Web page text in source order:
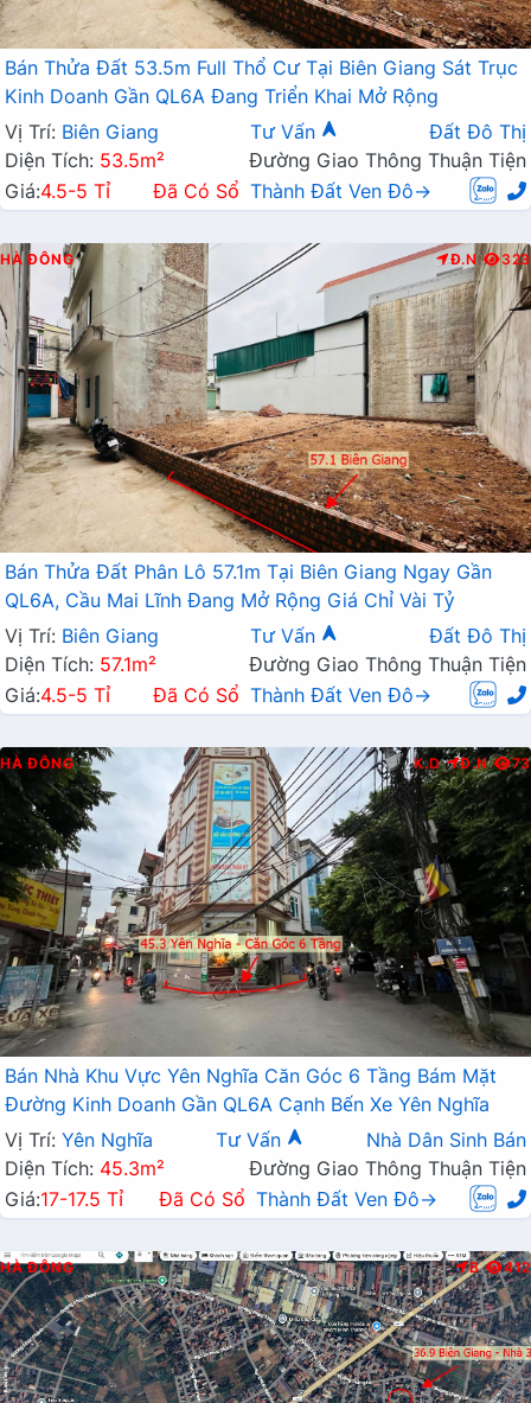
Bán Thửa Đất 53.5m Full Thổ Cư Tại Biên Giang Sát Trục
Kinh Doanh Gần QL6A Đang Triển Khai Mở Rộng
Vị Trí: Biên Giang Tư Vấn
Đất Đô Thị
Diện Tích: 53.5m²
Đường Giao Thông Thuận Tiện
Giá:4.5-5 Tỉ Đã Có Sổ Thành Đất Ven Đô→
HÀ ĐÔNG Đ.N 323
Bán Thửa Đất Phân Lô 57.1m Tại Biên Giang Ngay Gần
QL6A, Cầu Mai Lĩnh Đang Mở Rộng Giá Chỉ Vài Tỷ
Vị Trí: Biên Giang Tư Vấn
Đất Đô Thị
Diện Tích: 57.1m²
Đường Giao Thông Thuận Tiện
Giá:4.5-5 Tỉ Đã Có Sổ Thành Đất Ven Đô→
HÀ ĐÔNG K.D Đ.N 73
Bán Nhà Khu Vực Yên Nghĩa Căn Góc 6 Tầng Bám Mặt
Đường Kinh Doanh Gần QL6A Cạnh Bến Xe Yên Nghĩa
Vị Trí: Yên Nghĩa Tư Vấn
Nhà Dân Sinh Bán
Diện Tích: 45.3m²
Đường Giao Thông Thuận Tiện
Giá:17-17.5 Tỉ Đã Có Sổ Thành Đất Ven Đô→
HÀ ĐÔNG B 412